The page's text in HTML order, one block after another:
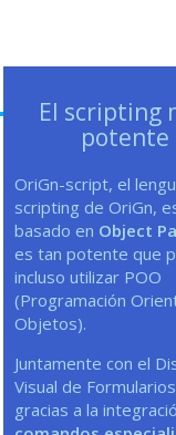
El scripting
potente
OriGn-script, el
scripting de OriGn,
basado en Object
es tan potente que
incluso utilizar POO
(Programación
Objetos).
Juntamente con el
Visual de
gracias a la